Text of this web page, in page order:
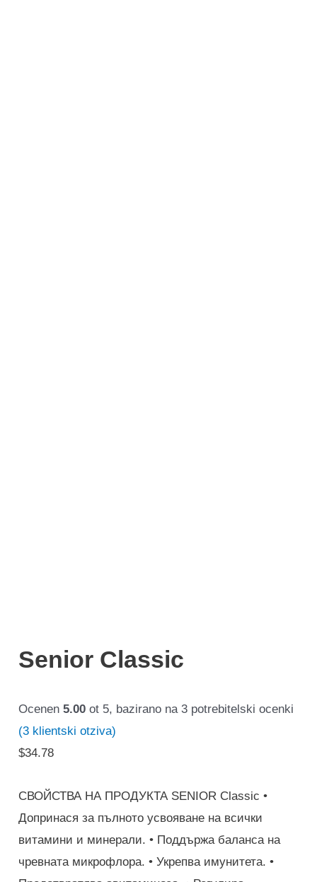
Senior Classic
Ocenen5.00 ot 5, bazirano na3 potrebitelski ocenki
(3 klientski otziva)
$34.78
СВОЙСТВА НА ПРОДУКТА SENIOR Classic •
Допринася за пълното усвояване на всички
витамини и минерали. • Поддържа баланса на
чревната микрофлора. • Укрепва имунитета. •